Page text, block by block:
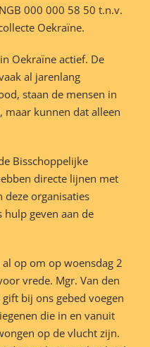
000 000 58 50 t.n.v.
Oekraïne.
Oekraïne actief. De
al jarenlang
staan de mensen in
kunnen dat alleen
Bisschoppelijke
directe lijnen met
deze organisaties
hulp geven aan de
op om op woensdag 2
vrede. Mgr. Van den
bij ons gebed voegen
die in en vanuit
op de vlucht zijn.